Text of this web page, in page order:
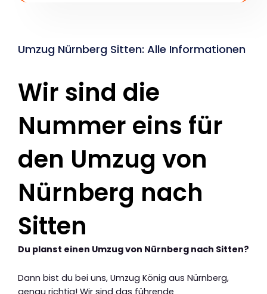
Umzug Nürnberg Sitten: Alle Informationen
Wir sind die
Nummer eins für
den Umzug von
Nürnberg nach
Sitten
Du planst einen Umzug von Nürnberg nach Sitten?
Dann bist du bei uns, Umzug König aus Nürnberg,